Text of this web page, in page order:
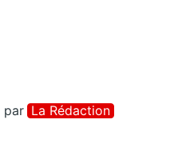
par La Rédaction